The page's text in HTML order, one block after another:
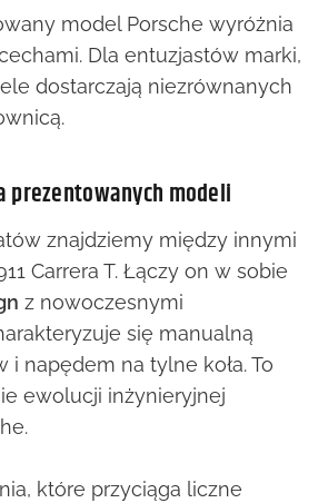
model Porsche wyróżnia
Dla entuzjastów marki,
dostarczają niezrównanych
prezentowanych modeli
znajdziemy między innymi
Carrera T. Łączy on w sobie
z nowoczesnymi
się manualną
i napędem na tylne koła. To
ewolucji inżynieryjnej
które przyciąga liczne